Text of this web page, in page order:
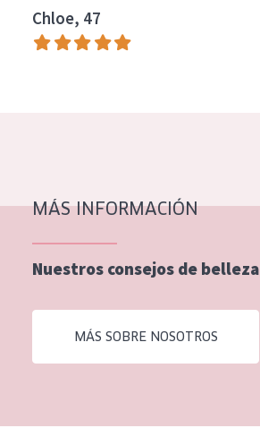
EDAD
Todas las edades
Chloe, 47
MÁS INFORMACIÓN
Nuestros consejos de belleza
MÁS SOBRE NOSOTROS